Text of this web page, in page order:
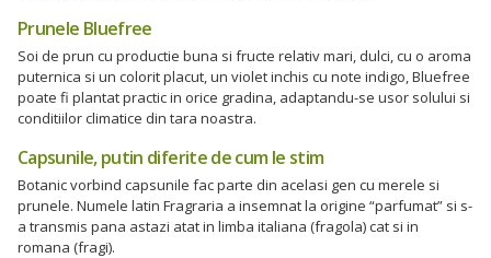
Prunele Bluefree
Soi de prun cu productie buna si fructe relativ mari, dulci, cu o aroma
puternica si un colorit placut, un violet inchis cu note indigo, Bluefree
poate fi plantat practic in orice gradina, adaptandu-se usor solului si
conditiilor climatice din tara noastra.
Capsunile, putin diferite de cum le stim
Botanic vorbind capsunile fac parte din acelasi gen cu merele si
prunele. Numele latin Fragraria a insemnat la origine “parfumat” si s-
a transmis pana astazi atat in limba italiana (fragola) cat si in
romana (fragi).